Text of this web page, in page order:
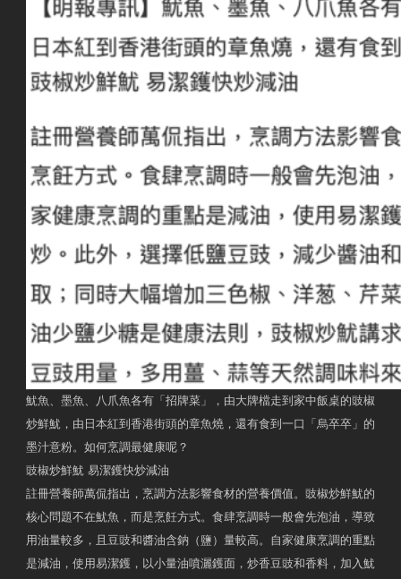
魷魚、墨魚、八爪魚各有「招牌菜」，由大牌檔走到家中飯桌的豉椒
炒鮮魷，由日本紅到香港街頭的章魚燒，還有食到一口「烏卒卒」的
墨汁意粉。如何烹調最健康呢？
豉椒炒鮮魷 易潔鑊快炒減油
註冊營養師萬侃指出，烹調方法影響食材的營養價值。豉椒炒鮮魷的
核心問題不在魷魚，而是烹飪方式。食肆烹調時一般會先泡油，導致
用油量較多，且豆豉和醬油含鈉（鹽）量較高。自家健康烹調的重點
是減油，使用易潔鑊，以小量油噴灑鑊面，炒香豆豉和香料，加入魷